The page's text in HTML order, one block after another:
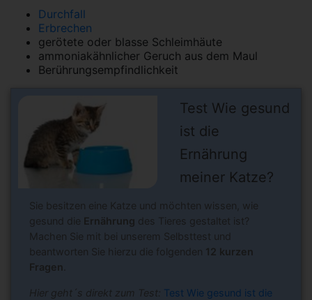
Durchfall
Erbrechen
gerötete oder blasse Schleimhäute
ammoniakähnlicher Geruch aus dem Maul
Berührungsempfindlichkeit
Test Wie gesund
ist die
Ernährung
meiner Katze?
Sie besitzen eine Katze und möchten wissen, wie
gesund die Ernährung des Tieres gestaltet ist?
Machen Sie mit bei unserem Selbsttest und
beantworten Sie hierzu die folgenden 12 kurzen
Fragen
Hier geht´s direkt zum Test: Test Wie gesund ist die